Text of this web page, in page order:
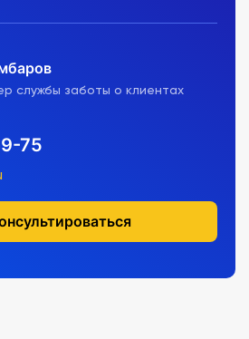
службы заботы о клиентах
75